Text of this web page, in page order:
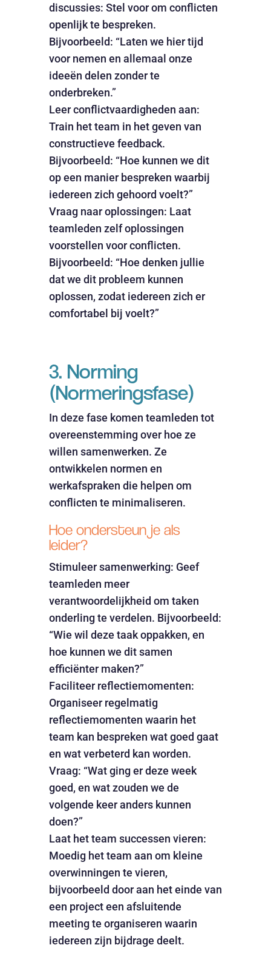
discussies: Stel voor om conflicten
openlijk te bespreken.
Bijvoorbeeld: “Laten we hier tijd
voor nemen en allemaal onze
ideeën delen zonder te
onderbreken.”
Leer conflictvaardigheden aan:
Train het team in het geven van
constructieve feedback.
Bijvoorbeeld: “Hoe kunnen we dit
op een manier bespreken waarbij
iedereen zich gehoord voelt?”
Vraag naar oplossingen: Laat
teamleden zelf oplossingen
voorstellen voor conflicten.
Bijvoorbeeld: “Hoe denken jullie
dat we dit probleem kunnen
oplossen, zodat iedereen zich er
comfortabel bij voelt?”
3. Norming
(Normeringsfase)
In deze fase komen teamleden tot
overeenstemming over hoe ze
willen samenwerken. Ze
ontwikkelen normen en
werkafspraken die helpen om
conflicten te minimaliseren.
Hoe ondersteun je als
leider?
Stimuleer samenwerking: Geef
teamleden meer
verantwoordelijkheid om taken
onderling te verdelen. Bijvoorbeeld:
“Wie wil deze taak oppakken, en
hoe kunnen we dit samen
efficiënter maken?”
Faciliteer reflectiemomenten:
Organiseer regelmatig
reflectiemomenten waarin het
team kan bespreken wat goed gaat
en wat verbeterd kan worden.
Vraag: “Wat ging er deze week
goed, en wat zouden we de
volgende keer anders kunnen
doen?”
Laat het team successen vieren:
Moedig het team aan om kleine
overwinningen te vieren,
bijvoorbeeld door aan het einde van
een project een afsluitende
meeting te organiseren waarin
iedereen zijn bijdrage deelt.